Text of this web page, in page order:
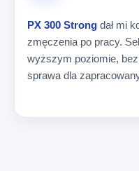
PX 300 Strong dał mi
zmęczenia po pracy.
wyższym poziomie,
sprawa dla